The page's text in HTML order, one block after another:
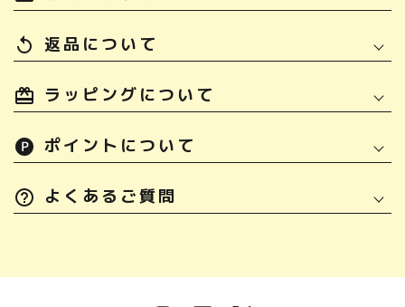
replay 返品について
ラッピングについて
ポイントについて
よくあるご質問